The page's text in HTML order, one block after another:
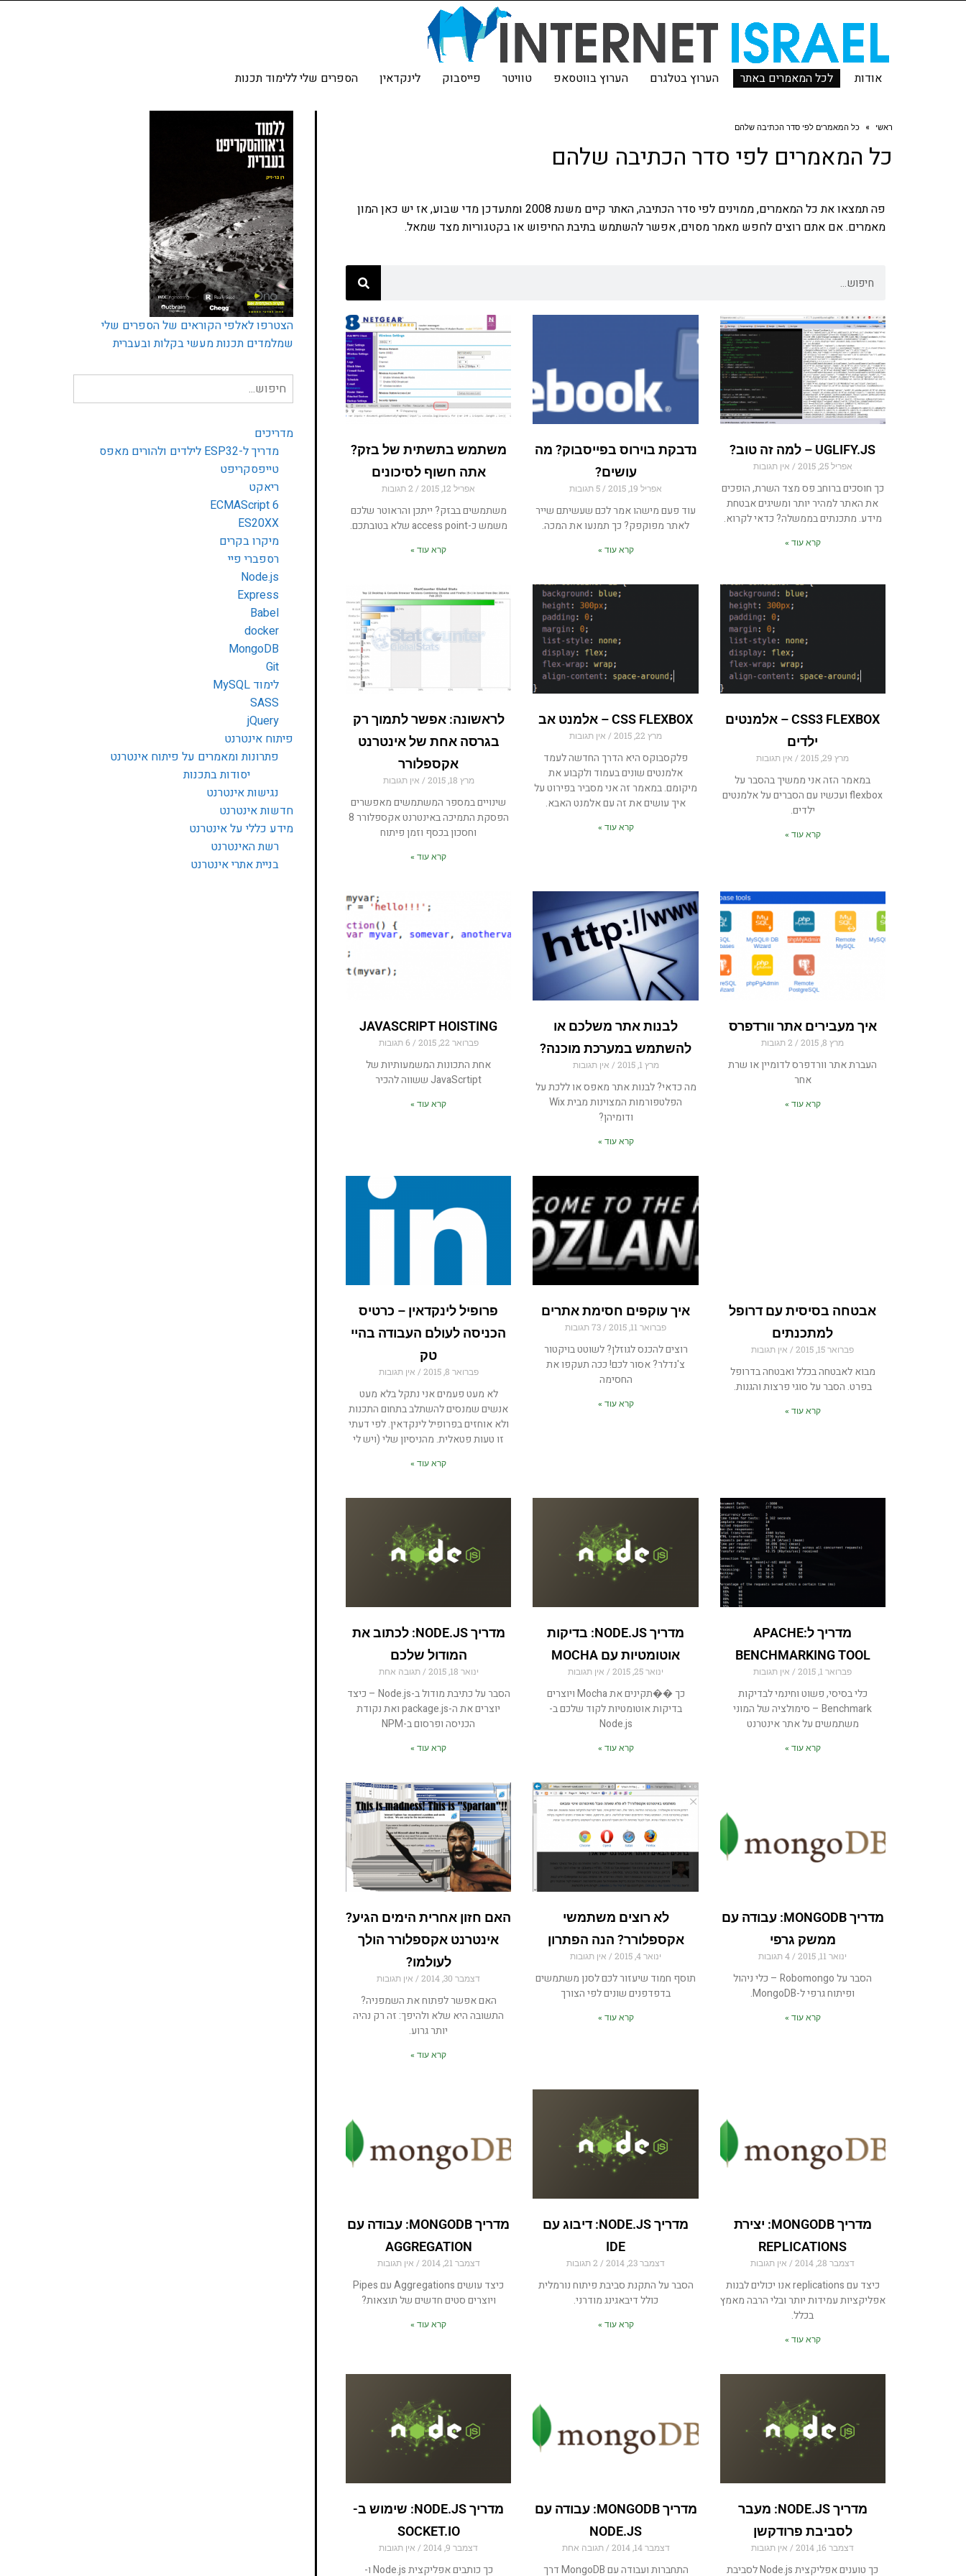
אודות לכל המאמרים באתר הערוץ בטלגרם הערוץ בווטסאפ טוויטר פייסבוק לינקדאין הספרים שלי ללימוד תכנות
ראשי » כל המאמרים לפי סדר הכתיבה שלהם
כל המאמרים לפי סדר הכתיבה שלהם
פה תמצאו את כל המאמרים, ממוינים לפי סדר הכתיבה, האתר קיים משנת 2008 ומתעדכן מדי שבוע, אז יש כאן המון
מאמרים. אם אתם רוצים לחפש מאמר מסוים, אפשר להשתמש בתיבת החיפוש או בקטגוריות מצד שמאל.
UGLIFY.JS – למה זה טוב?
אפריל 25, 2015 אין תגובות
כך חוסכים ברוחב פס מצד השרת, הופכים
את האתר למהיר יותר ומשיגים אבטחת
מידע. מתכנתים בממשלה? כדאי לקרוא.
קרא עוד »
נדבקת בוירוס בפייסבוק? מה
עושים?
אפריל 19, 2015
עוד פעם מישהו אמר לכם שעשיתם שייר
לאתר מפוקפק? כך תמנעו את המכה.
קרא עוד »
משתמש בתשתית של בזק?
אתה חשוף לסיכונים
אפריל 12, 2015
משתמשים בבזק? ייתכן והראוטר שלכם
משמש כ-access point שלא בטובתכם.
קרא עוד »
CSS3 FLEXBOX – אלמנטים
ילדים
מרץ 29, 2015 אין תגובות
במאמר הזה אני ממשיך בהסבר על
flexbox ועכשיו עם הסברים על אלמנטים
ילדים.
קרא עוד »
CSS FLEXBOX – אלמנט אב
מרץ 22, 2015 אין תגובות
פלקסבוקס היא הדרך החדשה לעמד
אלמנטים שונים בעמוד ולקבוע את
מיקומם. במאמר זה אני מסביר בפירוט על
איך עושים את זה עם אלמנט האבא.
קרא עוד »
לראשונה: אפשר לתמוך רק
בגרסה אחת של אינטרנט
אקספלורר
מרץ 18, 2015 אין תגובות
שינויים במספר המשתמשים מאפשרים
הפסקת התמיכה באינטרנט אקספלורר 8
וחסכון בכסף וזמן פיתוח
קרא עוד »
איך מעבירים אתר וורדפרס
מרץ 8, 2015
העברת אתר וורדפרס לדומיין או שרת
אחר
קרא עוד »
לבנות אתר משלכם או
להשתמש במערכת מוכנה?
מרץ 1, 2015 אין תגובות
מה כדאי? לבנות אתר מאפס או ללכת על
הפלטפורמות המצוינות מבית Wix
ודומיהן?
קרא עוד »
JAVASCRIPT HOISTING
פברואר 22, 2015
אחת התכונות המשמעותיות של
JavaScrtipt ששווה להכיר
קרא עוד »
אבטחה בסיסית עם דרופל
למתכנתים
פברואר 15, 2015 אין תגובות
מבוא לאבטחה בכלל ואבטחה בדרופל
בפרט. הסבר על סוגי פרצות והגנות.
קרא עוד »
איך עוקפים חסימת אתרים
פברואר 11, 2015
רוצים להכנס לגוזלן? לשוטט בויקטור
צ'נדלר? אסור לכם! ככה תעקפו את
החסימה
קרא עוד »
פרופיל לינקדאין – כרטיס
הכניסה לעולם העבודה בהיי
טק
פברואר 8, 2015 אין תגובות
לא מעט פעמים אני נתקל בלא מעט
אנשים שמנסים להשתלב בתחום התכנות
ולא אוחזים בפרופיל לינקדאין. לפי דעתי
זו טעות פטאלית. מהניסיון שלי (ויש לי
קרא עוד »
מדריך ל:APACHE
BENCHMARKING TOOL
פברואר 1, 2015 אין תגובות
כלי בסיסי, פשוט וחינמי לבדיקות
Benchmark – סימולציה של המוני
משתמשים על אתר אינטרנט
קרא עוד »
מדריך NODE.JS: בדיקות
אוטומטיות עם MOCHA
ינואר 25, 2015 אין תגובות
כך ��תקינים את Mocha ויוצרים
בדיקות אוטומטיות לקוד שלכם ב-
Node.js
קרא עוד »
מדריך NODE.JS: לכתוב את
המודול שלכם
ינואר 18, 2015 תגובה אחת
הסבר על כתיבת מודול ב-Node.js – כיצד
יוצרים את ה-package.js ואת נקודת
הכניסה ופרסום ב-NPM
קרא עוד »
מדריך MONGODB: עבודה עם
ממשק גרפי
ינואר 11, 2015
הסבר על Robomongo – כלי ניהול
ופיתוח גרפי ל-MongoDB.
קרא עוד »
לא רוצים משתמשי
אקספלורר? הנה הפתרון
ינואר 4, 2015 אין תגובות
תוסף חמוד שיעזור לכם לסנן משתמשים
בדפדפנים שונים לפי הצורך
קרא עוד »
האם חזון אחרית הימים הגיע?
אינטרנט אקספלורר הולך
לעולמו?
דצמבר 30, 2014 אין תגובות
האם אפשר לפתוח את השמפניה?
התשובה היא שלא ולהיפך: זה רק נהיה
יותר גרוע.
קרא עוד »
מדריך MONGODB: יצירת
REPLICATIONS
דצמבר 28, 2014 אין תגובות
כיצד עם replications אנו יכולים לבנות
אפליקציות עמידות יותר ובלי הרבה מאמץ
בכלל.
קרא עוד »
מדריך NODE.JS: דיבוג עם
IDE
דצמבר 23, 2014
הסבר על התקנת סביבת פיתוח נורמלית
כולל דיבאגינג מודרני.
קרא עוד »
מדריך MONGODB: עבודה עם
AGGREGATION
דצמבר 21, 2014 אין תגובות
כיצד עושים Aggregations עם Pipes
ויוצרים סטים חדשים של תוצאות?
קרא עוד »
מדריך NODE.JS: מעבר
לסביבת פרודקשן
דצמבר 16, 2014 אין תגובות
כך טוענים אפליקצית Node.js לסביבת
מדריך MONGODB: עבודה עם
NODE.JS
דצמבר 14, 2014 תגובה אחת
התחברות ועבודה עם MongoDB דרך
מדריך NODE.JS: שימוש ב-
SOCKET.IO
דצמבר 9, 2014 אין תגובות
כך כותבים אפליקצית Node.js ו-
הצטרפו לאלפי הקוראים של הספרים שלי
שמלמדים תכנות מעשי בקלות ובעברית
חיפוש
עבור:
מדריכים
מדריך ל-ESP32 לילדים ולהורים מאפס
טייפסקריפט
ריאקט
ECMAScript 6
ES20XX
מיקרו בקרים
רספברי פיי
Node.js
Express
Babel
docker
MongoDB
Git
לימוד MySQL
SASS
jQuery
פיתוח אינטרנט
פתרונות ומאמרים על פיתוח אינטרנט
יסודות בתכנות
נגישות אינטרנט
חדשות אינטרנט
מידע כללי על אינטרנט
רשת האינטרנט
בניית אתרי אינטרנט